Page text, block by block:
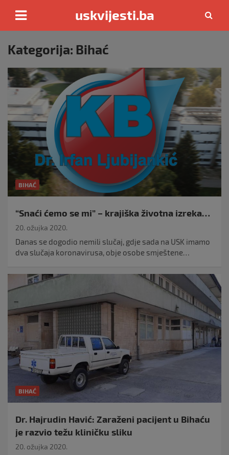
content
uskvijesti.ba
Kategorija: Bihać
BIHAĆ
“Snaći ćemo se mi” – krajiška životna izreka…
20. ožujka 2020.
Danas se dogodio nemili slučaj, gdje sada na USK imamo
dva slučaja koronavirusa, obje osobe smještene…
BIHAĆ
Dr. Hajrudin Havić: Zaraženi pacijent u Bihaću
je razvio težu kliničku sliku
20. ožujka 2020.